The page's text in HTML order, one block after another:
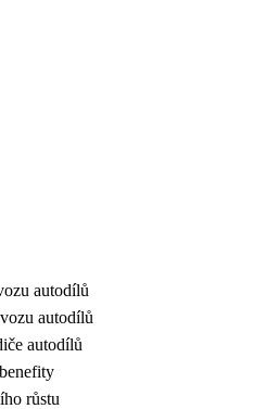
autodílů
autodílů
autodílů
růstu